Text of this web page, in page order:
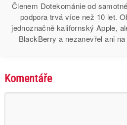
Členem Dotekománie od
podpora trvá více než 10 let.
jednoznačně kalifornský Apple,
BlackBerry a nezanevřel ani
Komentáře